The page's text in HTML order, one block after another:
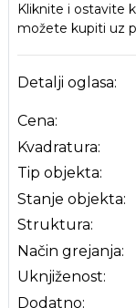
Kliknite i ostavite
možete kupiti uz
Detalji oglasa:
Cena:
Kvadratura:
Tip objekta:
Stanje objekta:
Struktura:
Način grejanja:
Uknjiženost:
Dodatno: